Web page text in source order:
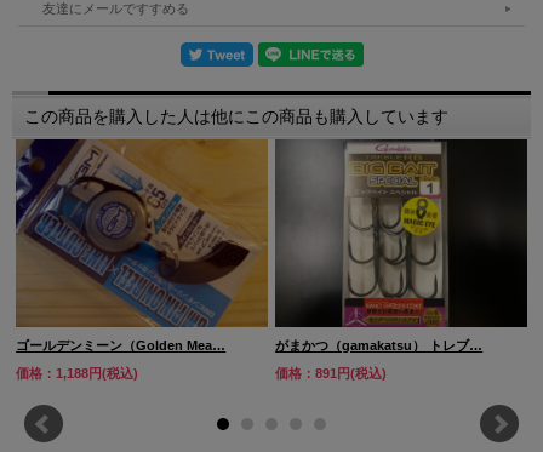
友達にメールですすめる
この商品を購入した人は他にこの商品も購入しています
ゴールデンミーン（Golden Mea…
価格：1,188円(税込)
がまかつ（gamakatsu） トレブ…
価格：891円(税込)